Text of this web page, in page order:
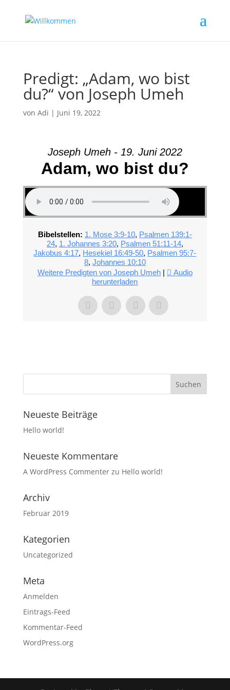
Predigt: „Adam, wo bist
du?“ von Joseph Umeh
von Adi | Juni 19, 2022
Joseph Umeh - 19. Juni 2022
Adam, wo bist du?
Bibelstellen: 1. Mose 3:9-10, Psalmen 139:1-
24, 1. Johannes 3:20, Psalmen 51:11-14,
Jakobus 4:17, Hesekiel 16:49-50, Psalmen 95:7-
8, Johannes 10:10
Weitere Predigten von Joseph Umeh|
Audio
herunterladen
Neueste Beiträge
Hello world!
Neueste Kommentare
A WordPress Commenterzu Hello world!
Archiv
Februar 2019
Kategorien
Uncategorized
Meta
Anmelden
Eintrags-Feed
Kommentar-Feed
WordPress.org